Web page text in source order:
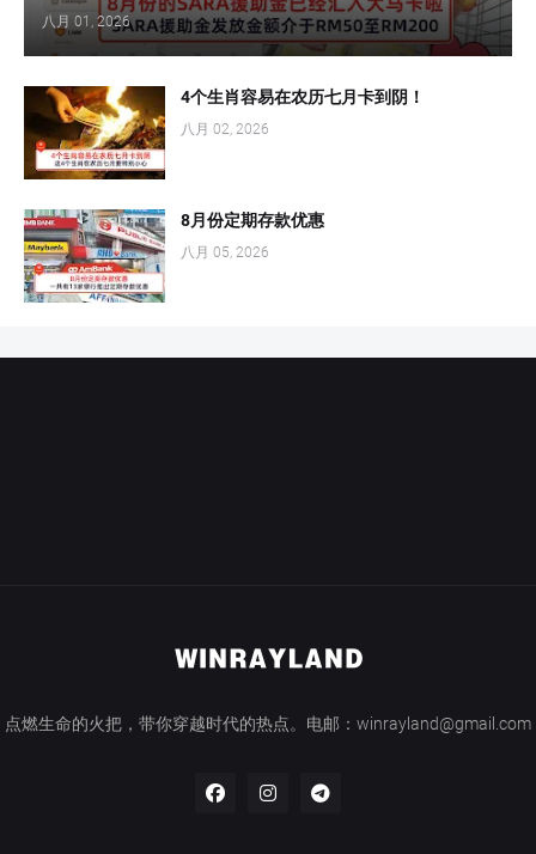
八月 01, 2026
4个生肖容易在农历七月卡到阴！
八月 02, 2026
8月份定期存款优惠
八月 05, 2026
点燃生命的火把，带你穿越时代的热点。电邮：winrayland@gmail.com